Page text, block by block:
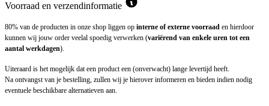
Voorraad en verzendinformatie
80% van de producten in onze shop liggen op interne of externe voorraad en hierdoor
kunnen wij jouw order veelal spoedig verwerken (variërend van enkele uren tot een
aantal werkdagen).
Uiteraard is het mogelijk dat een product een (onverwacht) lange levertijd heeft.
Na ontvangst van je bestelling, zullen wij je hierover informeren en bieden indien nodig
eventuele beschikbare alternatieven aan.